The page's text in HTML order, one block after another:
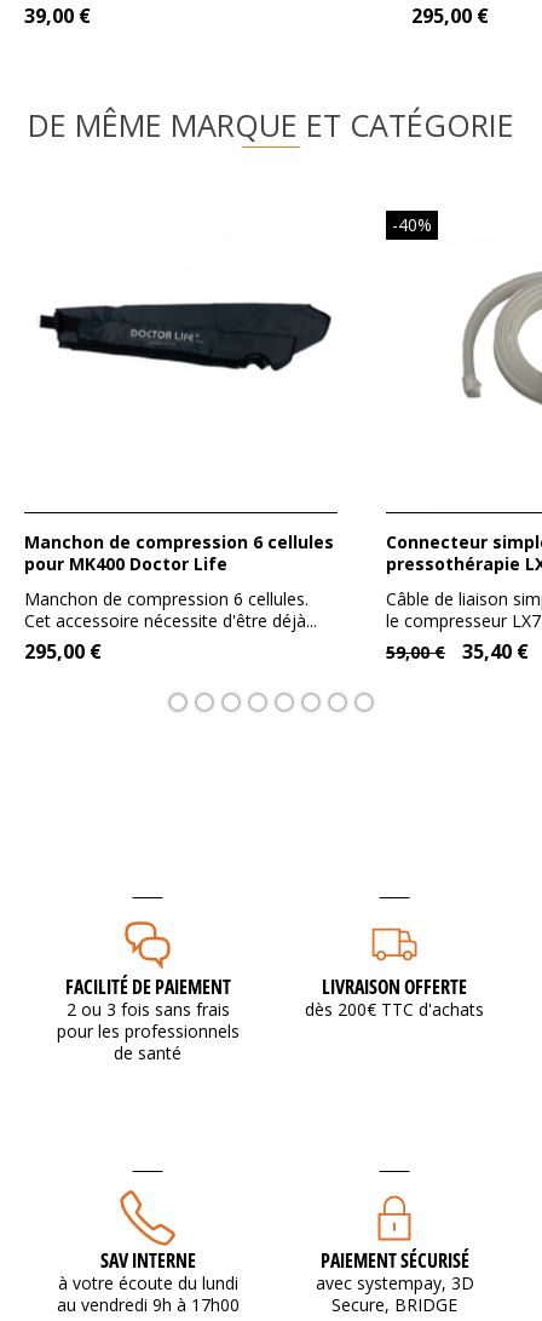
39,00 € 295,00 €
DE MÊME MARQUE ET CATÉGORIE
Manchon de compression 6 cellules
pour MK400 Doctor Life
Manchon de compression 6 cellules.
Cet accessoire nécessite d'être déjà...
295,00 €
-40%
Connecteur simple pour
pressothérapie
Câble de liaison
le compresseur
59,00 €
35,40 €
FACILITÉ DE PAIEMENT
2 ou 3 fois sans frais
pour les professionnels
de santé
LIVRAISON OFFERTE
dès 200€ TTC d'achats
SAV INTERNE
à votre écoute du lundi
au vendredi 9h à 17h00
PAIEMENT SÉCURISÉ
avec systempay, 3D
Secure, BRIDGE